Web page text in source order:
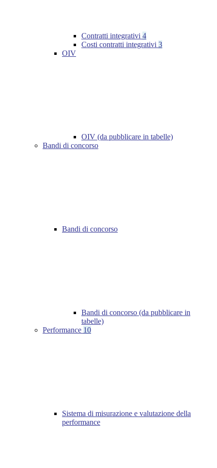
Contratti integrativi 4
Costi contratti integrativi 3
OIV
OIV (da pubblicare in tabelle)
Bandi di concorso
Bandi di concorso
Bandi di concorso (da pubblicare in
tabelle)
Performance 10
Sistema di misurazione e valutazione della
performance